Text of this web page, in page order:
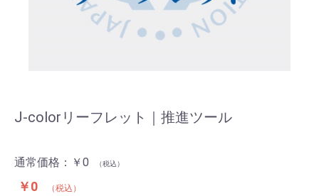
J-colorリーフレット｜推進ツール
通常価格：￥0 （税込）
￥0 （税込）